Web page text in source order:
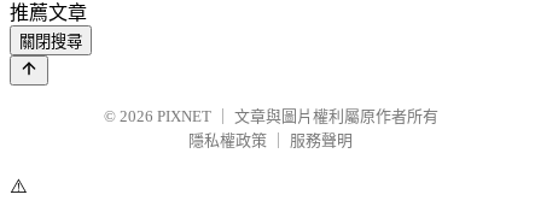
推薦文章
關閉搜尋
© 2026 PIXNET
文章與圖片權利屬原作者所有
隱私權政策
服務聲明
⚠️